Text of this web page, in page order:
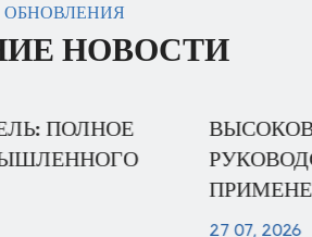
НОВОСТИ
ДВИГАТЕЛЬ: ПОЛНОЕ
ПО ПРОМЫШЛЕННОМУ